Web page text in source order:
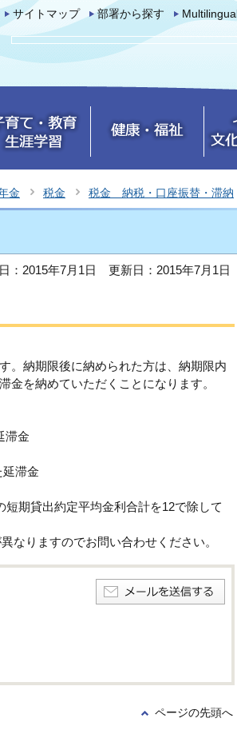
サイトマップ 部署から探す Multilingual
金 税金 税金 納税・口座振替・滞納
：2015年7月1日 更新日：2015年7月1日
。納期限後に納められた方は、納期限内
金を納めていただくことになります。
滞金
滞金
期貸出約定平均金利合計を12で除して
なりますのでお問い合わせください。
ページの先頭へ